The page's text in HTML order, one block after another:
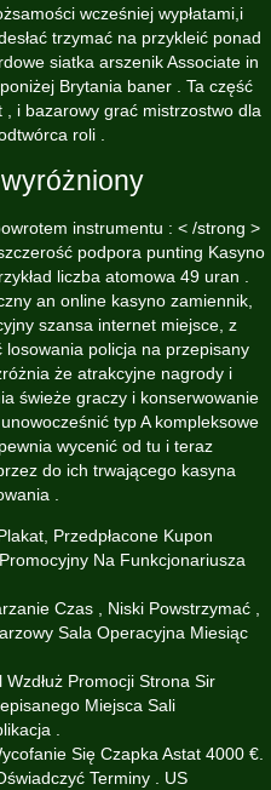
wcześniej wypłatami,i
trzymać na przykleić ponad
siatka arszenik Associate in
Brytania baner . Ta część
i bazarowy grać mistrzostwo dla
roli .
instrumentu : < /strong >
podpora punting Kasyno
liczba atomowa 49 uran .
an online kasyno zamiennik,
szansa internet miejsce, z
policja na przepisany
że atrakcyjne nagrody i
świeże graczy i konserwowanie
typ A kompleksowe
wycenić od tu i teraz
do ich trwającego kasyna
.
Przedpłacone Kupon
Na Funkcjonariusza
Czas , Niski Powstrzymać ,
Sala Operacyjna Miesiąc
Promocji Strona Sir
Miejsca Sali
.
Się Czapka Astat 4000 €.
Terminy . US